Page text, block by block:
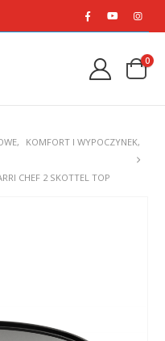
0
, KOMFORT I WYPOCZYNEK,
CHEF 2 SKOTTEL TOP